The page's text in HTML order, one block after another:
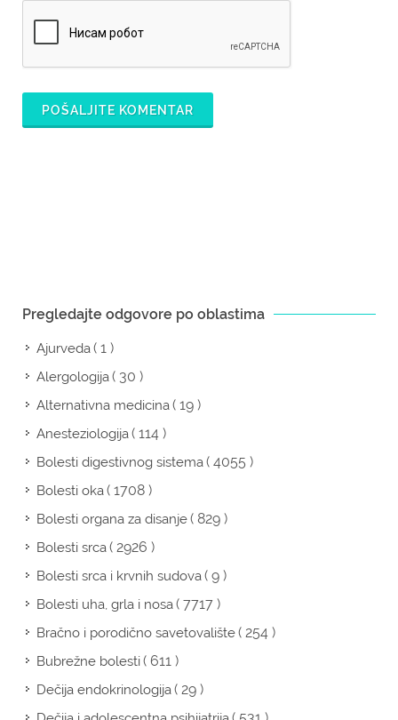
POŠALJITE KOMENTAR
Pregledajte odgovore po oblastima
Ajurveda( 1 )
Alergologija( 30 )
Alternativna medicina( 19 )
Anesteziologija( 114 )
Bolesti digestivnog sistema( 4055 )
Bolesti oka( 1708 )
Bolesti organa za disanje( 829 )
Bolesti srca( 2926 )
Bolesti srca i krvnih sudova( 9 )
Bolesti uha, grla i nosa( 7717 )
Bračno i porodično savetovalište( 254 )
Bubrežne bolesti( 611 )
Dečija endokrinologija( 29 )